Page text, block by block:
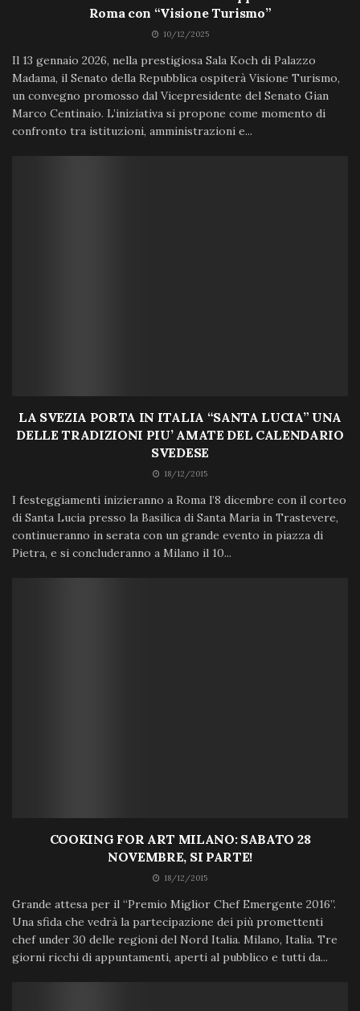
Roma con “Visione Turismo”
10/12/2025
Il 13 gennaio 2026, nella prestigiosa Sala Koch di Palazzo
Madama, il Senato della Repubblica ospiterà Visione Turismo,
un convegno promosso dal Vicepresidente del Senato Gian
Marco Centinaio. L’iniziativa si propone come momento di
confronto tra istituzioni, amministrazioni e...
LA SVEZIA PORTA IN ITALIA “SANTA LUCIA” UNA
DELLE TRADIZIONI PIU’ AMATE DEL CALENDARIO
SVEDESE
18/12/2015
I festeggiamenti inizieranno a Roma l’8 dicembre con il corteo
di Santa Lucia presso la Basilica di Santa Maria in Trastevere,
continueranno in serata con un grande evento in piazza di
Pietra, e si concluderanno a Milano il 10...
COOKING FOR ART MILANO: SABATO 28
NOVEMBRE, SI PARTE!
18/12/2015
Grande attesa per il “Premio Miglior Chef Emergente 2016”.
Una sfida che vedrà la partecipazione dei più promettenti
chef under 30 delle regioni del Nord Italia. Milano, Italia. Tre
giorni ricchi di appuntamenti, aperti al pubblico e tutti da...